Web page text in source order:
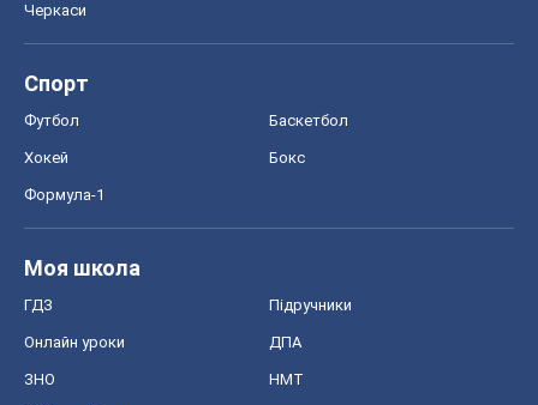
Черкаси
Спорт
Футбол Баскетбол
Хокей Бокс
Формула-1
Моя школа
ГДЗ Підручники
Онлайн уроки ДПА
ЗНО НМТ